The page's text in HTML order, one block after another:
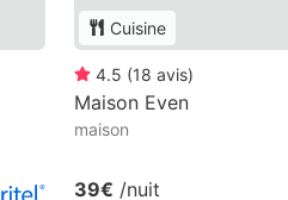
Cuisine
4.5 (18 avis)
Maison Even
maison
39€ /nuit